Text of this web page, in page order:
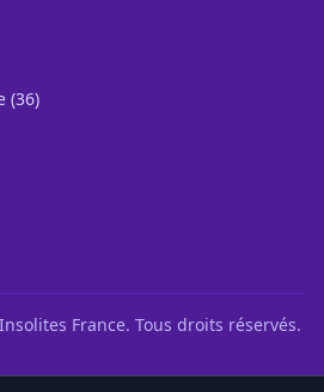
(36)
France. Tous droits réservés.